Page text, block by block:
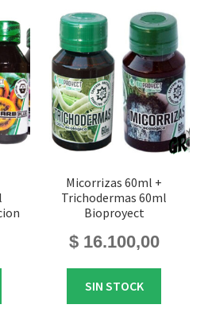
Micorrizas 60ml +
Trichodermas 60ml
Bioproyect
$16.100,00
SIN STOCK